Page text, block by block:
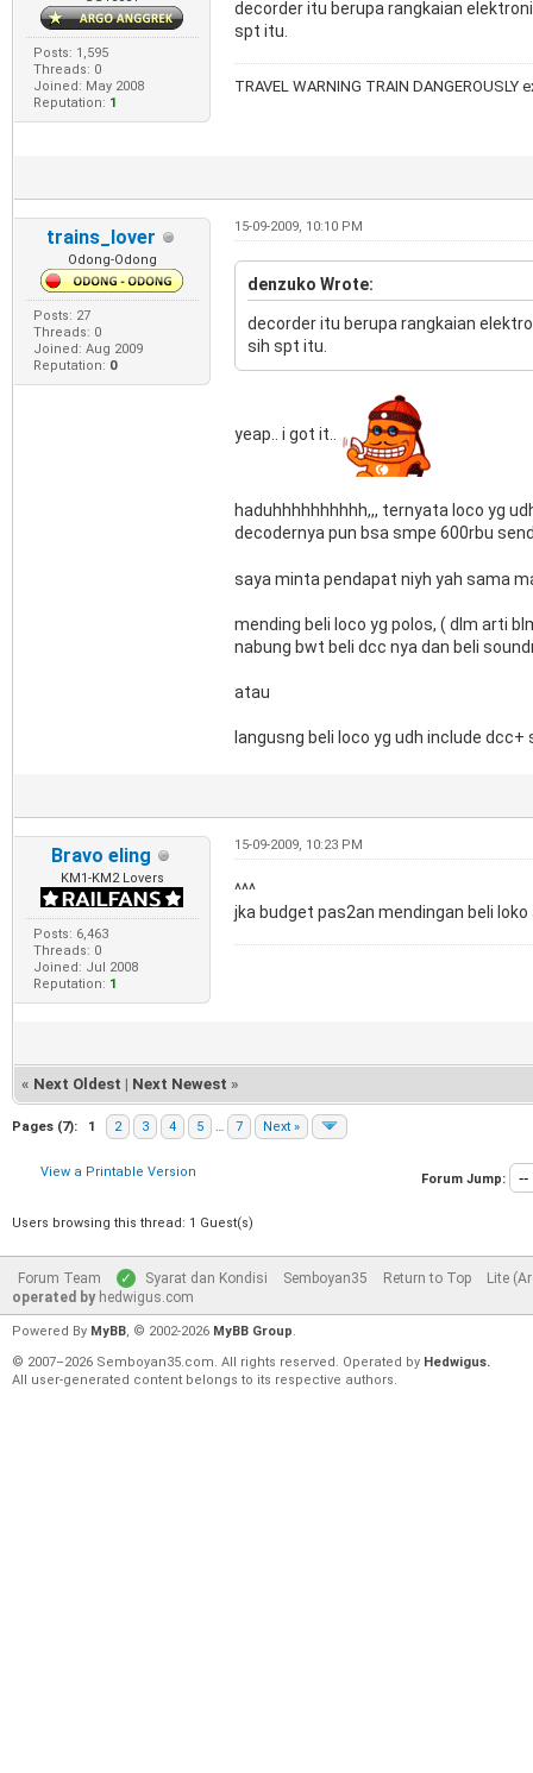
Posts: 1,595
Threads: 0
Joined: May 2008
Reputation: 1
decorder itu berupa rangkaian
spt itu.
TRAVEL WARNING TRAIN DANGEROUSLY
trains_lover
Odong-Odong
Posts: 27
Threads: 0
Joined: Aug 2009
Reputation: 0
15-09-2009, 10:10 PM
denzuko Wrote:
decorder itu berupa rangkaian
sih spt itu.
yeap.. i got it..
haduhhhhhhhhhh,,, ternyata loco yg
decodernya pun bsa smpe 600rbu
saya minta pendapat niyh yah sama
mending beli loco yg polos, ( dlm arti
nabung bwt beli dcc nya dan beli
atau
langusng beli loco yg udh include dcc+
Bravo eling
KM1-KM2 Lovers
Posts: 6,463
Threads: 0
Joined: Jul 2008
Reputation: 1
15-09-2009, 10:23 PM
^^^
jka budget pas2an mendingan beli
« Next Oldest | Next Newest »
Pages (7): 1 2 3 4 5 … 7 Next »
View a Printable Version Forum Jump:
Users browsing this thread: 1 Guest(s)
Forum Team Syarat dan Kondisi Semboyan35 Return to Top
Lite
operated by hedwigus.com
Powered By MyBB, © 2002-2026 MyBB Group.
© 2007–2026 Semboyan35.com. All rights reserved. Operated by Hedwigus.
All user-generated content belongs to its respective authors.